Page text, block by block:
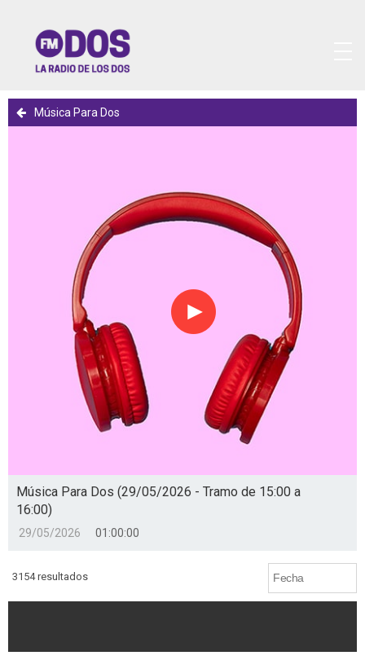
Música Para Dos
Reproducir
Música Para Dos (29/05/2026 - Tramo de 15:00 a
16:00)
29/05/2026 01:00:00
3154 resultados